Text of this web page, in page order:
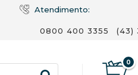
Atendimento:
0800 400 3355 (43)
0